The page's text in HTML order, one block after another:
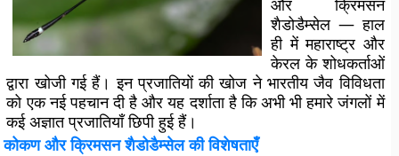
और क्रिमसन
शैडोडैम्सेल — हाल
ही में महाराष्ट्र और
केरल के शोधकर्ताओं
द्वारा खोजी गई हैं। इन प्रजातियों की खोज ने भारतीय जैव विविधता
को एक नई पहचान दी है और यह दर्शाता है कि अभी भी हमारे जंगलों में
कई अज्ञात प्रजातियाँ छिपी हुई हैं।
कोकण और क्रिमसन शैडोडैम्सेल की विशेषताएँ